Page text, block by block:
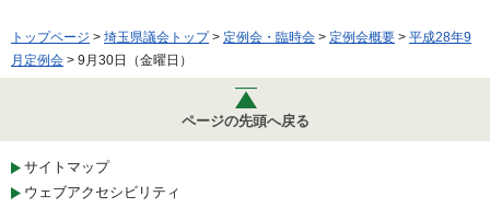
トップページ > 埼玉県議会トップ> 定例会・臨時会 > 定例会概要 > 平成28年9
月定例会 > 9月30日（金曜日）
ページの先頭へ戻る
サイトマップ
ウェブアクセシビリティ